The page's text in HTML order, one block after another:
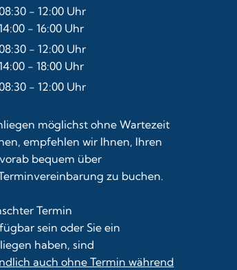
08:30 bis 12:00 Uhr
- 12:00 Uhr
08:30 bis 12:00 Uhr
- 16:00 Uhr
14:00 bis 16:00 Uhr
- 12:00 Uhr
08:30 bis 12:00 Uhr
- 18:00 Uhr
14:00 bis 18:00 Uhr
- 12:00 Uhr
möglichst ohne Wartezeit
empfehlen wir Ihnen, Ihren
bequem über
zu buchen.
Termin
sein oder Sie ein
haben, sind
auch ohne Termin während